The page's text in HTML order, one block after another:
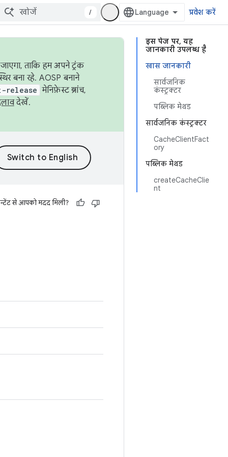
/ प्रवेश करें
इस पेज पर, यह
जानकारी उपलब्ध है
खास जानकारी
सार्वजनिक
कंस्ट्रक्टर
पब्लिक मेथड
सार्वजनिक कंस्ट्रक्टर
CacheClientFact
ory
पब्लिक मेथड
createCacheClie
nt
ताकि हम अपने ट्रंक
बना रहे. AOSP बनाने
release मेनिफ़ेस्ट ब्रांच,
देखें.
से आपको मदद मिली?